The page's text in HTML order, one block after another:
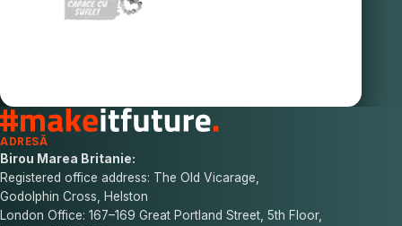
ADRESĂ
Birou Marea Britanie:
Registered office address: The Old Vicarage,
Godolphin Cross, Helston
London Office: 167–169 Great Portland Street, 5th Floor,